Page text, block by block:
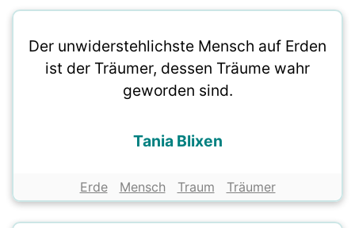
Der unwiderstehlichste Mensch auf Erden
ist der Träumer, dessen Träume wahr
geworden sind.
Tania Blixen
Erde Mensch Traum Träumer